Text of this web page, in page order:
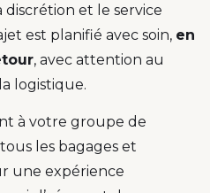
discrétion et le service
est planifié avec soin, en
, avec attention au
logistique.
à votre groupe de
les bagages et
une expérience